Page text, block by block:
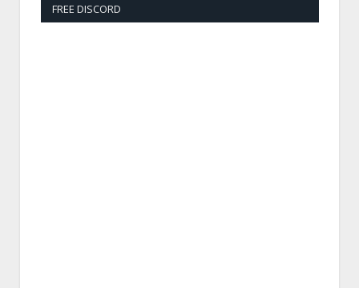
FREE DISCORD